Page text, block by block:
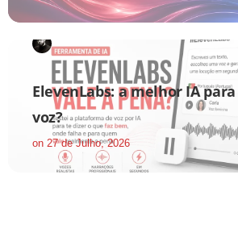
ElevenLabs: a melhor IA
voz?
on 27 de Julho, 2026